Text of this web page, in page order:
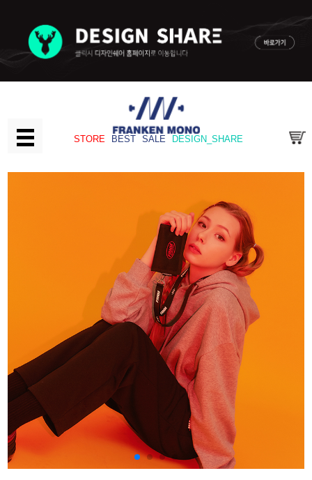
STORE BEST SALE DESIGN_SHARE